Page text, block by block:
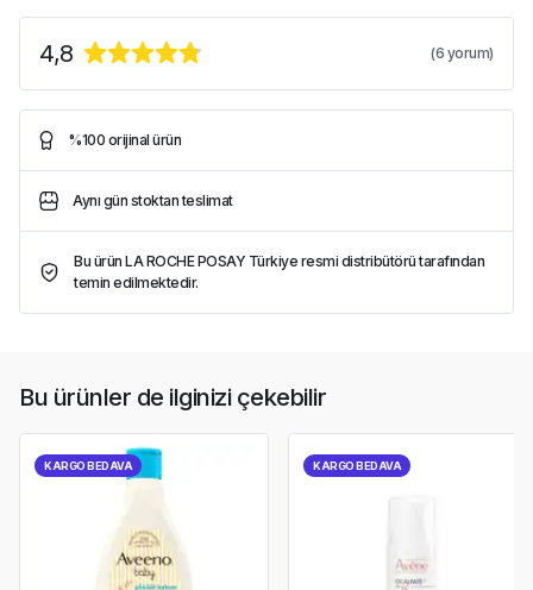
4,8 (6 yorum)
%100 orijinal ürün
Aynı gün stoktan teslimat
Bu ürün LA ROCHE POSAY Türkiye resmi distribütörü tarafından
temin edilmektedir.
Bu ürünler de ilginizi çekebilir
KARGO BEDAVA KARGO BEDAVA